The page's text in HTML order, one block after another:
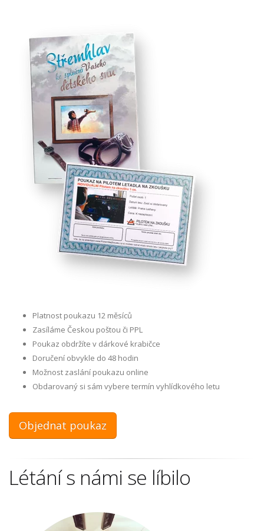
Platnost poukazu 12 měsíců
Zasíláme Českou poštou či PPL
Poukaz obdržíte v dárkové krabičce
Doručení obvykle do 48 hodin
Možnost zaslání poukazu online
Obdarovaný si sám vybere termín vyhlídkového letu
Objednat poukaz
Létání s námi se líbilo